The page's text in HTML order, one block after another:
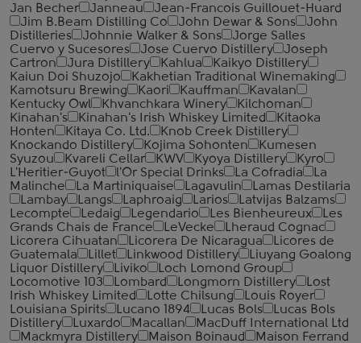
Jan Becher
Janneau
Jean-Francois Guillouet-Huard
Jim B.Beam Distilling Co
John Dewar & Sons
John
Distilleries
Johnnie Walker & Sons
Jorge Salles
Cuervo y Sucesores
Jose Cuervo Distillery
Joseph
Cartron
Jura Distillery Kahlua
Kaikyo Distillery
Kaiun Doi Shuzojo
Kakhetian Traditional Winemaking
Kamotsuru Brewing
Kaori Kauffman
Kavalan
Kentucky Owl
Khvanchkara Winery
Kilchoman
Kinahan's
Kinahan's Irish Whiskey Limited
Kitaoka
Honten
Kitaya Co. Ltd.
Knob Creek Distillery
Knockando Distillery
Kojima Sohonten
Kumesen
Syuzou
Kvareli Cellar KWV Kyoya Distillery
Kyro
L'Heritier-Guyot
l'Or Special Drinks La Cofradia
La
Malinche
La Martiniquaise Lagavulin
Lamas Destilaria
Lambay
Langs Laphroaig Larios
Latvijas Balzams
Lecompte
Ledaig Legendario Les Bienheureux
Les
Grands Chais de France
LeVecke
Lheraud Cognac
Licorera Cihuatan
Licorera De Nicaragua
Licores de
Guatemala
Lillet Linkwood Distillery
Liuyang Goalong
Liquor Distillery
Liviko
Loch Lomond Group
Locomotive 103
Lombard Longmorn Distillery
Lost
Irish Whiskey Limited
Lotte Chilsung
Louis Royer
Louisiana Spirits
Lucano 1894 Lucas Bols
Lucas Bols
Distillery
Luxardo Macallan
MacDuff International Ltd
Mackmyra Distillery
Maison Boinaud
Maison Ferrand